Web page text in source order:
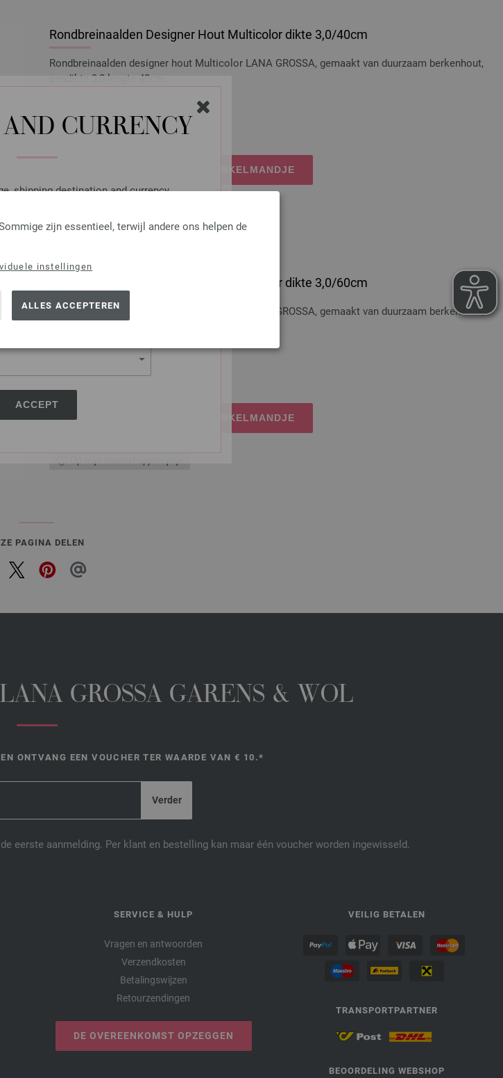
CURRENCY
shipping destination and currency.
United States of America
ACCEPT
zijn essentieel, terwijl andere ons helpen de
instellingen
ALLES ACCEPTEREN
Rondbreinaalden Designer Hout Multicolor dikte 3,0/40cm
Rondbreinaalden designer hout Multicolor LANA GROSSA, gemaakt van duurzaam berkenhout,
pendikte 3,0 lengte 40cm
8,34 $ excl. btw, excl. verzendkosten
IN MIJN WINKELMANDJE
Rondbreinaalden Designer Hout Multicolor dikte 3,0/60cm
Rondbreinaalden designer hout Multicolor LANA GROSSA, gemaakt van duurzaam berkenhout,
7,14 €
AANTAL
IN MIJN WINKELMANDJE
PAGINA DELEN
GROSSA GARENS & WOL
ONTVANG EEN VOUCHER TER WAARDE VAN € 10.*
eerste aanmelding. Per klant en bestelling kan maar één voucher worden ingewisseld.
SERVICE & HULP
Vragen en antwoorden
Verzendkosten
Betalingswijzen
Retourzendingen
DE OVEREENKOMST OPZEGGEN
VEILIG BETALEN
TRANSPORTPARTNER
BEOORDELING WEBSHOP